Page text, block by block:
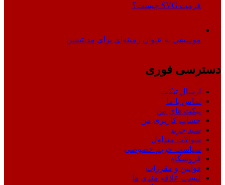
فرمت SVG چیست؟
موسیقی به عنوان زمینه‌ای برای مدیتیشن
دسترسی فوری
ارسال تیکت
تماس با ما
تیکت های من
حساب کاربری من
سبد خرید
سوالات متداول
سیاست حریم خصوصی
فروشگاه
قوانین و مقررات
لیست علاقه مندی ها